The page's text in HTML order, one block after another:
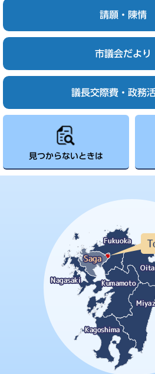
請願・陳情
市議会だより
議長交際費・政務
見つからないときは